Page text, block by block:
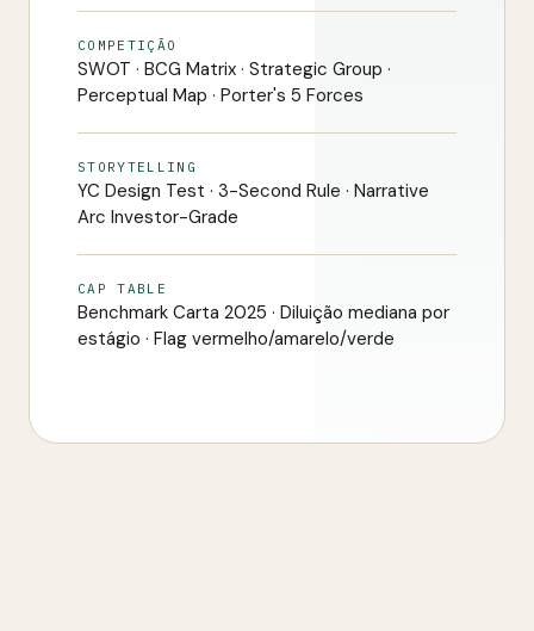
COMPETIÇÃO
SWOT · BCG Matrix · Strategic Group ·
Perceptual Map · Porter's 5 Forces
STORYTELLING
YC Design Test · 3-Second Rule · Narrative
Arc Investor-Grade
CAP TABLE
Benchmark Carta 2025 · Diluição mediana por
estágio · Flag vermelho/amarelo/verde